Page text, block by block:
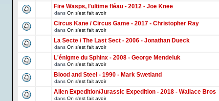
Fire Wasps, l'ultime fléau - 2012 - Joe Knee
dans On s'est fait avoir
Circus Kane / Circus Game - 2017 - Christopher Ray
dans On s'est fait avoir
La Secte / The Last Sect - 2006 - Jonathan Dueck
dans On s'est fait avoir
L'énigme du Sphinx - 2008 - George Mendeluk
dans On s'est fait avoir
Blood and Steel - 1990 - Mark Swetland
dans On s'est fait avoir
Alien Expedition/Jurassic Expedition - 2018 - Wallace Bros
dans On s'est fait avoir